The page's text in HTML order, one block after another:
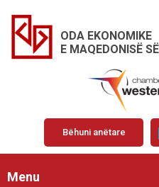
ODA EKONOMIKE
E MAQEDONISË
Bëhuni anëtare
Menu